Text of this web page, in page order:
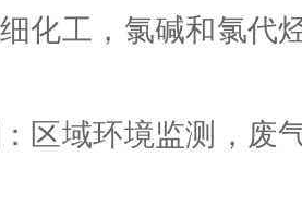
化工，氯碱和氯代
区域环境监测，废